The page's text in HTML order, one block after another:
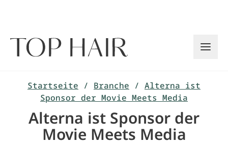
Startseite / Branche / Alterna ist
Sponsor der Movie Meets Media
Alterna ist Sponsor der
Movie Meets Media